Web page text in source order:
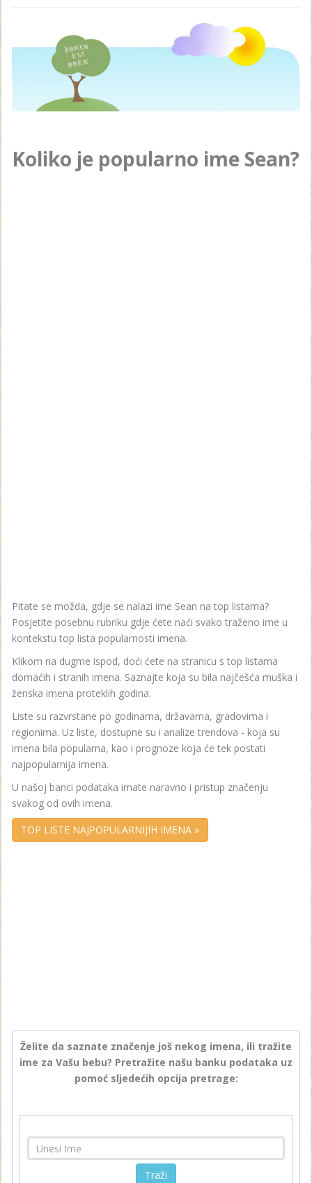
Koliko je popularno ime Sean?
Pitate se možda, gdje se nalazi ime Sean na top listama?
Posjetite posebnu rubriku gdje ćete naći svako traženo ime u
kontekstu top lista popularnosti imena.
Klikom na dugme ispod, doći ćete na stranicu s top listama
domaćih i stranih imena. Saznajte koja su bila najčešća muška i
ženska imena proteklih godina.
Liste su razvrstane po godinama, državama, gradovima i
regionima. Uz liste, dostupne su i analize trendova - koja su
imena bila popularna, kao i prognoze koja će tek postati
najpopularnija imena.
U našoj banci podataka imate naravno i pristup značenju
svakog od ovih imena.
TOP LISTE NAJPOPULARNIJIH IMENA »
Želite da saznate značenje još nekog imena, ili tražite
ime za Vašu bebu? Pretražite našu banku podataka uz
pomoć sljedećih opcija pretrage:
Traži